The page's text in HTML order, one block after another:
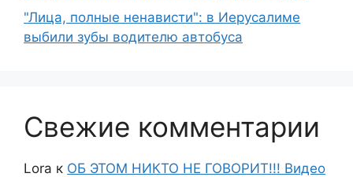
"Лица, полные ненависти": в Иерусалиме
выбили зубы водителю автобуса
Свежие комментарии
Lora к ОБ ЭТОМ НИКТО НЕ ГОВОРИТ!!! Видео